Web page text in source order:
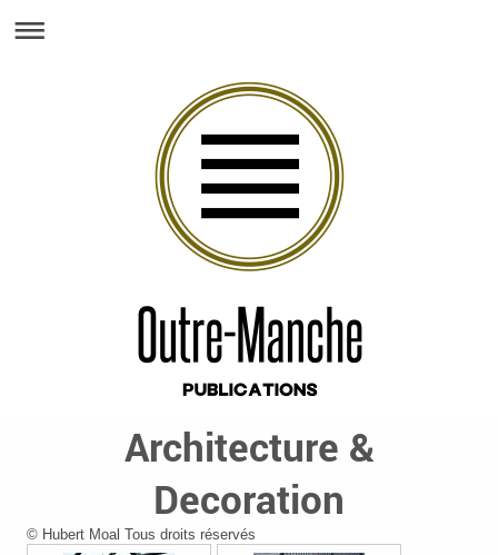
Architecture &
Decoration
© Hubert Moal Tous droits réservés